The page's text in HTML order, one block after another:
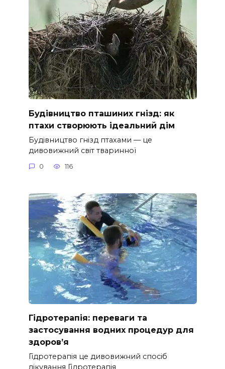
Будівництво пташиних гнізд: як
птахи створюють ідеальний дім
Будівництво гнізд птахами — це
дивовижний світ тваринної
0 116
Гідротерапія: переваги та
застосування водних процедур для
здоров’я
Гідротерапія це дивовижний спосіб